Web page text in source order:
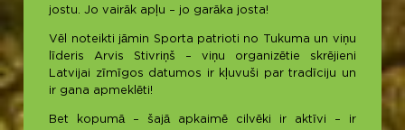
jostu. Jo vairāk apļu – jo garāka josta!
Vēl noteikti jāmin Sporta patrioti no Tukuma un viņu
līderis Arvis Stivriņš – viņu organizētie skrējieni
Latvijai zīmīgos datumos ir kļuvuši par tradīciju un
ir gana apmeklēti!
Bet kopumā – šajā apkaimē cilvēki ir aktīvi – ir